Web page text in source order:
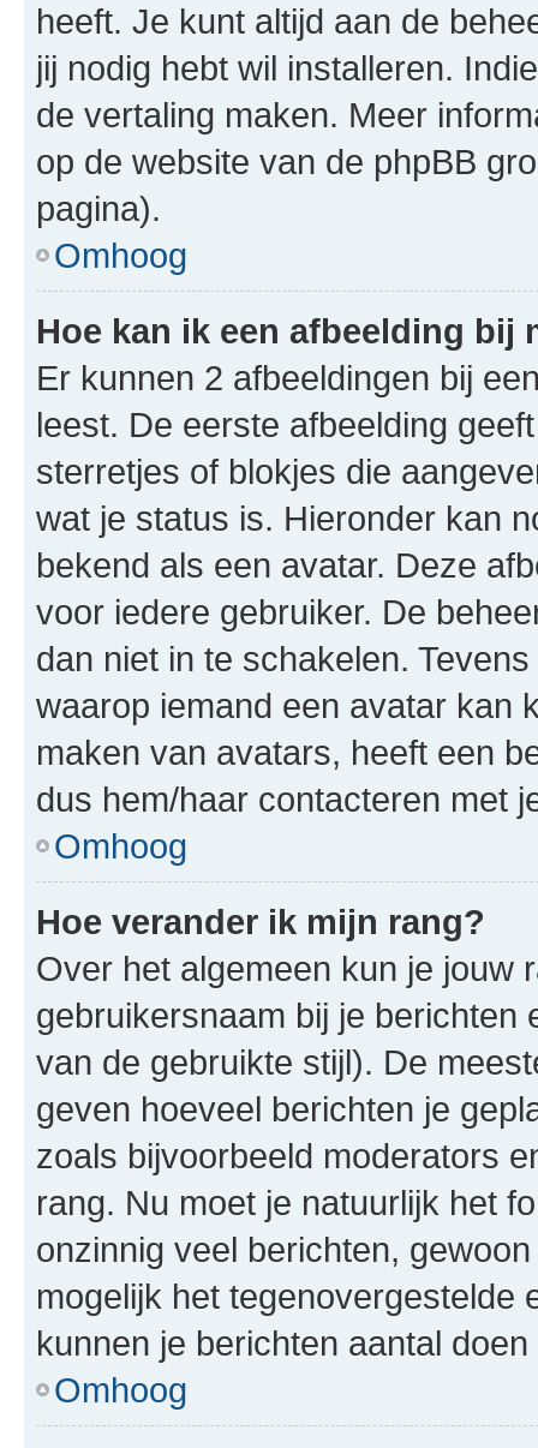
heeft. Je kunt altijd aan de
jij nodig hebt wil installeren.
de vertaling maken. Meer
op de website van de phpBB
pagina).
Omhoog
Hoe kan ik een afbeelding bij
Er kunnen 2 afbeeldingen bij
leest. De eerste afbeelding
sterretjes of blokjes die
wat je status is. Hieronder kan
bekend als een avatar. Deze
voor iedere gebruiker. De
dan niet in te schakelen.
waarop iemand een avatar kan
maken van avatars, heeft een
dus hem/haar contacteren met
Omhoog
Hoe verander ik mijn rang?
Over het algemeen kun je jouw
gebruikersnaam bij je berichten
van de gebruikte stijl). De
geven hoeveel berichten je
zoals bijvoorbeeld moderators
rang. Nu moet je natuurlijk het
onzinnig veel berichten,
mogelijk het tegenovergestelde
kunnen je berichten aantal doen
Omhoog